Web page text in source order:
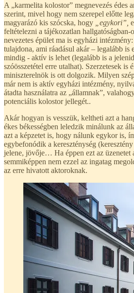
A „karmelita kolostor” megnevezés édes
szerint, mivel hogy nem szerepel előtte
magyarázó kis szócska, hogy „egykori”,
feltételezni a tájékozatlan hallgatóságban-
nevezetes épület ma is egyházi
tulajdona, ami ráadásul akár – legalább is
mindig - aktív is lehet (legalább is a
szóösszetétel erre utalhat). Szerzetesek is
miniszterelnök is ott dolgozik. Milyen
már nem is aktív egyházi intézmény,
átadta használatra az „államnak”,
potenciális kolostor jellegét..
Akár hogyan is vesszük, keltheti azt a
ékes békességben leledzik minálunk az
azt a képzetet is, hogy nálunk egykor is,
egybefonódik a kereszténység
jelene, jövője… Ha éppen ezt az üzenetet
semmiképpen nem ezzel az ingatag
az erre hivatott aktoroknak.